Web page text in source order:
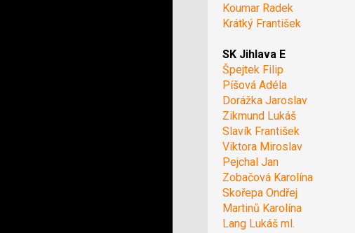
Koumar Radek
Krátký František
SK Jihlava E
Špejtek Filip
Píšová Adéla
Dorážka Jaroslav
Zikmund Lukáš
Slavík František
Viktora Miroslav
Pejchal Jan
Zobačová Karolína
Skořepa Ondřej
Martinů Karolína
Lang Lukáš ml.